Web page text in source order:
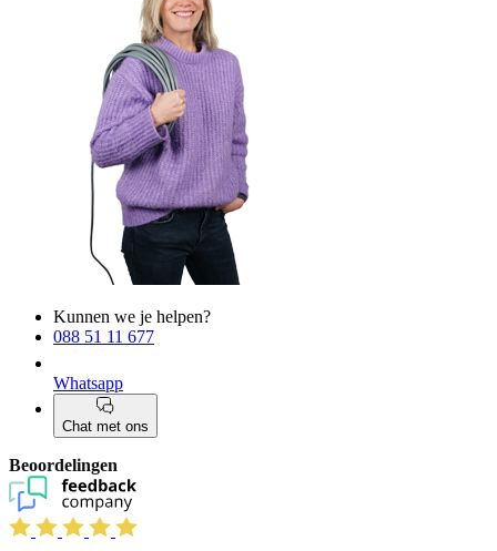
Kunnen we je helpen?
088 51 11 677
Whatsapp
Chat met ons
Beoordelingen